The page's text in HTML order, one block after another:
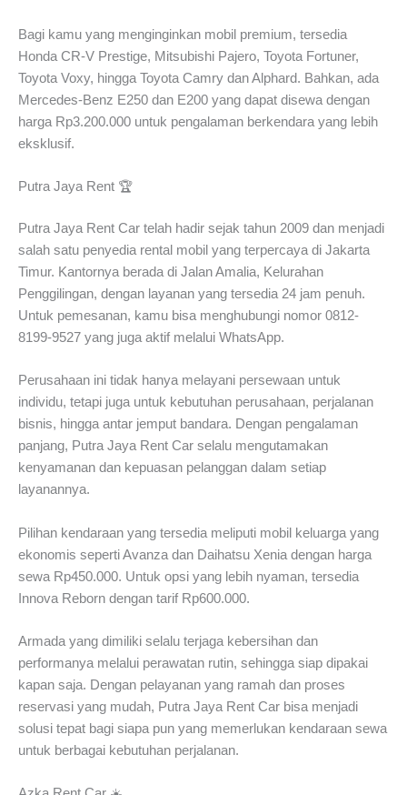
Bagi kamu yang menginginkan mobil premium, tersedia
Honda CR-V Prestige, Mitsubishi Pajero, Toyota Fortuner,
Toyota Voxy, hingga Toyota Camry dan Alphard. Bahkan, ada
Mercedes-Benz E250 dan E200 yang dapat disewa dengan
harga Rp3.200.000 untuk pengalaman berkendara yang lebih
eksklusif.
Putra Jaya Rent 🏆
Putra Jaya Rent Car telah hadir sejak tahun 2009 dan menjadi
salah satu penyedia rental mobil yang terpercaya di Jakarta
Timur. Kantornya berada di Jalan Amalia, Kelurahan
Penggilingan, dengan layanan yang tersedia 24 jam penuh.
Untuk pemesanan, kamu bisa menghubungi nomor 0812-
8199-9527 yang juga aktif melalui WhatsApp.
Perusahaan ini tidak hanya melayani persewaan untuk
individu, tetapi juga untuk kebutuhan perusahaan, perjalanan
bisnis, hingga antar jemput bandara. Dengan pengalaman
panjang, Putra Jaya Rent Car selalu mengutamakan
kenyamanan dan kepuasan pelanggan dalam setiap
layanannya.
Pilihan kendaraan yang tersedia meliputi mobil keluarga yang
ekonomis seperti Avanza dan Daihatsu Xenia dengan harga
sewa Rp450.000. Untuk opsi yang lebih nyaman, tersedia
Innova Reborn dengan tarif Rp600.000.
Armada yang dimiliki selalu terjaga kebersihan dan
performanya melalui perawatan rutin, sehingga siap dipakai
kapan saja. Dengan pelayanan yang ramah dan proses
reservasi yang mudah, Putra Jaya Rent Car bisa menjadi
solusi tepat bagi siapa pun yang memerlukan kendaraan sewa
untuk berbagai kebutuhan perjalanan.